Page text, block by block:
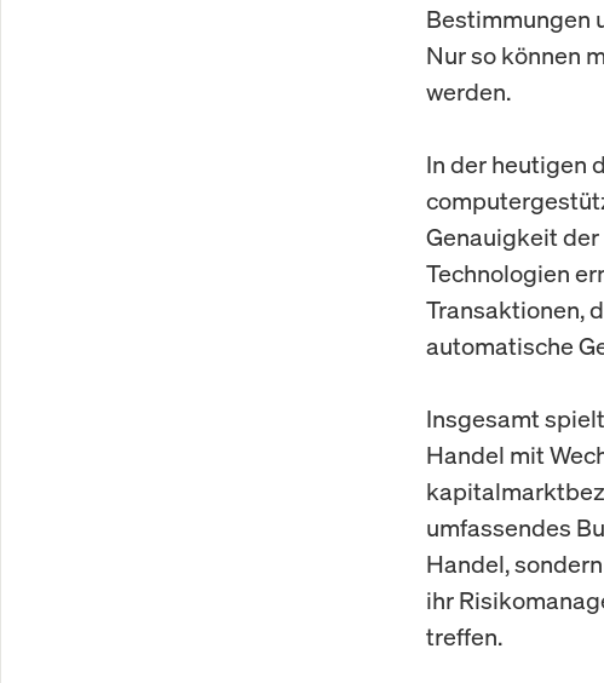
Bestimmungen
Nur so können
werden.
In der heutigen
Genauigkeit
Technologien
Transaktionen,
automatische
Insgesamt
Handel mit
umfassendes
Handel,
ihr
treffen.